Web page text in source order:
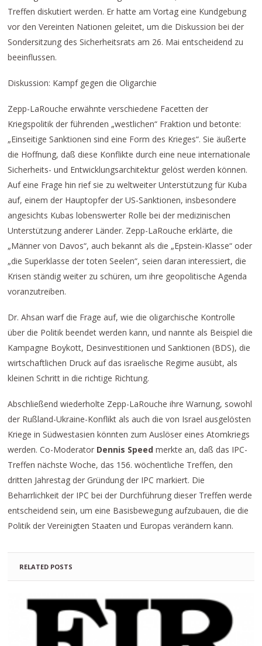
Treffen diskutiert werden. Er hatte am Vortag eine Kundgebung
vor den Vereinten Nationen geleitet, um die Diskussion bei der
Sondersitzung des Sicherheitsrats am 26. Mai entscheidend zu
beeinflussen.
Diskussion: Kampf gegen die Oligarchie
Zepp-LaRouche erwähnte verschiedene Facetten der
Kriegspolitik der führenden „westlichen“ Fraktion und betonte:
„Einseitige Sanktionen sind eine Form des Krieges“. Sie äußerte
die Hoffnung, daß diese Konflikte durch eine neue internationale
Sicherheits- und Entwicklungsarchitektur gelöst werden können.
Auf eine Frage hin rief sie zu weltweiter Unterstützung für Kuba
auf, einem der Hauptopfer der US-Sanktionen, insbesondere
angesichts Kubas lobenswerter Rolle bei der medizinischen
Unterstützung anderer Länder. Zepp-LaRouche erklärte, die
„Männer von Davos“, auch bekannt als die „Epstein-Klasse“ oder
„die Superklasse der toten Seelen“, seien daran interessiert, die
Krisen ständig weiter zu schüren, um ihre geopolitische Agenda
voranzutreiben.
Dr. Ahsan warf die Frage auf, wie die oligarchische Kontrolle
über die Politik beendet werden kann, und nannte als Beispiel die
Kampagne Boykott, Desinvestitionen und Sanktionen (BDS), die
wirtschaftlichen Druck auf das israelische Regime ausübt, als
kleinen Schritt in die richtige Richtung.
Abschließend wiederholte Zepp-LaRouche ihre Warnung, sowohl
der Rußland-Ukraine-Konflikt als auch die von Israel ausgelösten
Kriege in Südwestasien könnten zum Auslöser eines Atomkriegs
werden. Co-Moderator Dennis Speed merkte an, daß das IPC-
Treffen nächste Woche, das 156. wöchentliche Treffen, den
dritten Jahrestag der Gründung der IPC markiert. Die
Beharrlichkeit der IPC bei der Durchführung dieser Treffen werde
entscheidend sein, um eine Basisbewegung aufzubauen, die die
Politik der Vereinigten Staaten und Europas verändern kann.
RELATED POSTS